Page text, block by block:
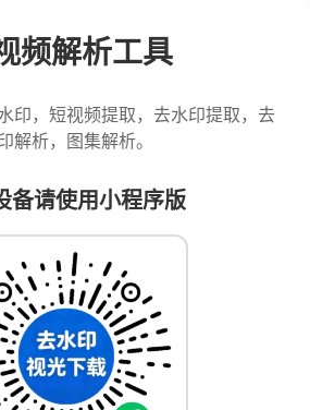
频解析工具
印，短视频提取，去水印提取，去
解析，图集解析。
备请使用小程序版